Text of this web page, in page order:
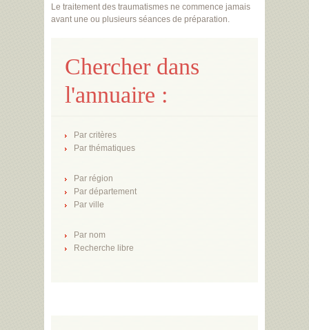
Le traitement des traumatismes ne commence jamais
avant une ou plusieurs séances de préparation.
Chercher dans
l'annuaire :
Par critères
Par thématiques
Par région
Par département
Par ville
Par nom
Recherche libre